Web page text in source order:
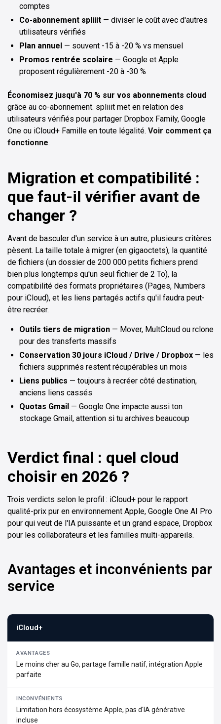
comptes
Co-abonnement spliiit — diviser le coût avec d'autres
utilisateurs vérifiés
Plan annuel — souvent -15 à -20 % vs mensuel
Promos rentrée scolaire — Google et Apple
proposent régulièrement -20 à -30 %
Économisez jusqu'à 70 % sur vos abonnements cloud
grâce au co-abonnement. spliiit met en relation des
utilisateurs vérifiés pour partager Dropbox Family, Google
One ou iCloud+ Famille en toute légalité. Voir comment ça
fonctionne.
Migration et compatibilité :
que faut-il vérifier avant de
changer ?
Avant de basculer d'un service à un autre, plusieurs critères
pèsent. La taille totale à migrer (en gigaoctets), la quantité
de fichiers (un dossier de 200 000 petits fichiers prend
bien plus longtemps qu'un seul fichier de 2 To), la
compatibilité des formats propriétaires (Pages, Numbers
pour iCloud), et les liens partagés actifs qu'il faudra peut-
être recréer.
Outils tiers de migration — Mover, MultCloud ou rclone
pour des transferts massifs
Conservation 30 jours iCloud / Drive / Dropbox — les
fichiers supprimés restent récupérables un mois
Liens publics — toujours à recréer côté destination,
anciens liens cassés
Quotas Gmail — Google One impacte aussi ton
stockage Gmail, attention si tu archives beaucoup
Verdict final : quel cloud
choisir en 2026 ?
Trois verdicts selon le profil : iCloud+ pour le rapport
qualité-prix pur en environnement Apple, Google One AI Pro
pour qui veut de l'IA puissante et un grand espace, Dropbox
pour les collaborateurs et les familles multi-appareils.
Avantages et inconvénients par
service
iCloud+
Le moins cher au Go, partage famille natif, intégration Apple
parfaite
Limitation hors écosystème Apple, pas d'IA générative
incluse